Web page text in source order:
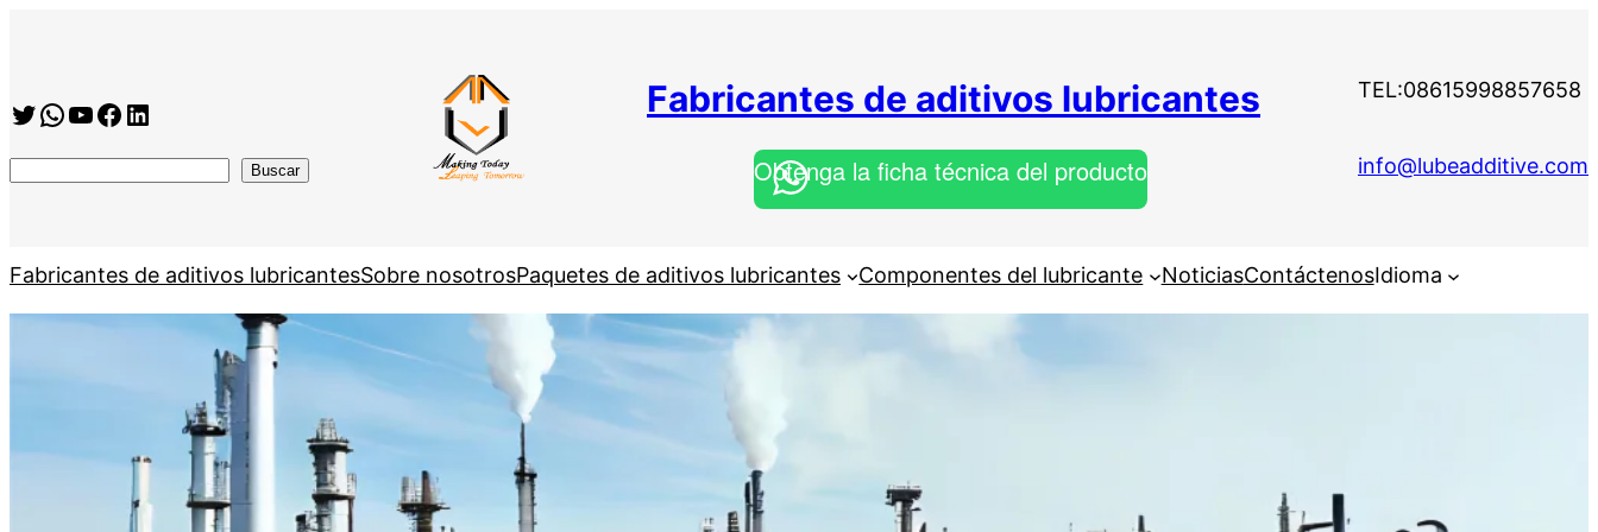
Twitter
WhatsApp
YouTube
Facebook
https://www.linkedin.com/company/shanghai-minglan-chemical-co–ltd
Buscar
Fabricantes de aditivos lubricantes
Obtenga la ficha técnica del producto
TEL:08615998857658
info@lubeadditive.com
Fabricantes de aditivos lubricantesSobre nosotrosPaquetes de aditivos lubricantes Componentes del lubricante NoticiasContáctenosIdioma